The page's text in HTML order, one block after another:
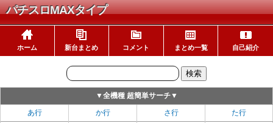
パチスロMAXタイプ
ホーム 新台まとめ コメント まとめ一覧 自己紹介
▼全機種 超簡単サーチ▼
あ行
か行 さ行
た行